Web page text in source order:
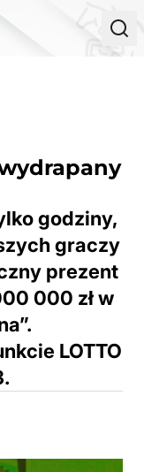
wydrapany
godziny,
graczy
prezent
000 zł w
LOTTO